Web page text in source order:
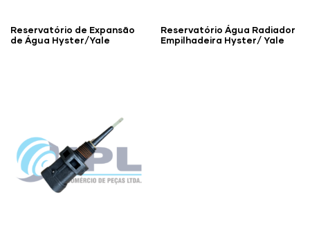
Reservatório de Expansão
de Água Hyster/Yale
Reservatório Água Radiador
Empilhadeira Hyster/ Yale